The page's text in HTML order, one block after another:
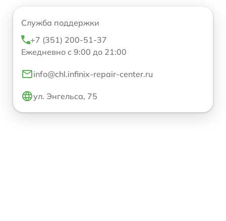
Служба поддержки
+7 (351) 200-51-37
Ежедневно с 9:00 до 21:00
info@chl.infinix-repair-center.ru
ул. Энгельса, 75